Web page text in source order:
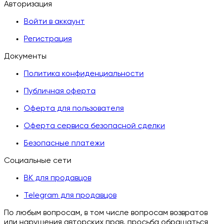
Авторизация
Войти в аккаунт
Регистрация
Документы
Политика конфиденциальности
Публичная оферта
Оферта для пользователя
Оферта сервиса безопасной сделки
Безопасные платежи
Социальные сети
ВК для продавцов
Telegram для продавцов
По любым вопросам, в том числе вопросам возвратов